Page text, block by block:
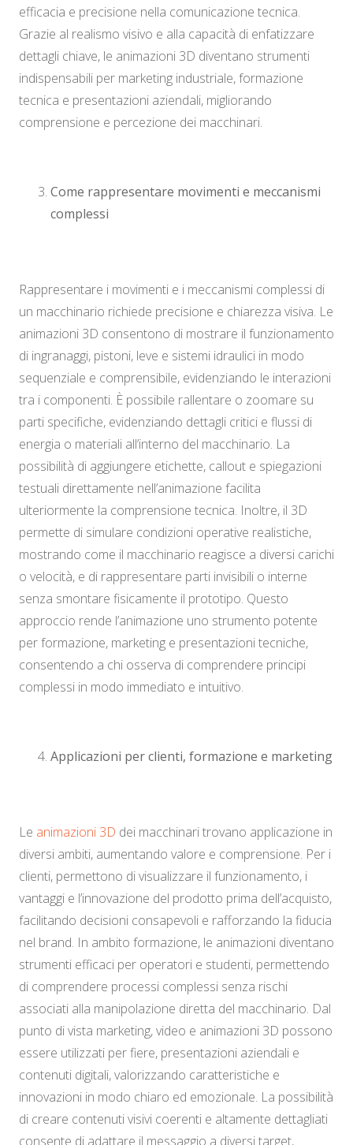
efficacia e precisione nella comunicazione tecnica.
Grazie al realismo visivo e alla capacità di enfatizzare
dettagli chiave, le animazioni 3D diventano strumenti
indispensabili per marketing industriale, formazione
tecnica e presentazioni aziendali, migliorando
comprensione e percezione dei macchinari.
Come rappresentare movimenti e meccanismi
complessi
Rappresentare i movimenti e i meccanismi complessi di
un macchinario richiede precisione e chiarezza visiva. Le
animazioni 3D consentono di mostrare il funzionamento
di ingranaggi, pistoni, leve e sistemi idraulici in modo
sequenziale e comprensibile, evidenziando le interazioni
tra i componenti. È possibile rallentare o zoomare su
parti specifiche, evidenziando dettagli critici e flussi di
energia o materiali all’interno del macchinario. La
possibilità di aggiungere etichette, callout e spiegazioni
testuali direttamente nell’animazione facilita
ulteriormente la comprensione tecnica. Inoltre, il 3D
permette di simulare condizioni operative realistiche,
mostrando come il macchinario reagisce a diversi carichi
o velocità, e di rappresentare parti invisibili o interne
senza smontare fisicamente il prototipo. Questo
approccio rende l’animazione uno strumento potente
per formazione, marketing e presentazioni tecniche,
consentendo a chi osserva di comprendere principi
complessi in modo immediato e intuitivo.
Applicazioni per clienti, formazione e marketing
Le animazioni 3D dei macchinari trovano applicazione in
diversi ambiti, aumentando valore e comprensione. Per i
clienti, permettono di visualizzare il funzionamento, i
vantaggi e l’innovazione del prodotto prima dell’acquisto,
facilitando decisioni consapevoli e rafforzando la fiducia
nel brand. In ambito formazione, le animazioni diventano
strumenti efficaci per operatori e studenti, permettendo
di comprendere processi complessi senza rischi
associati alla manipolazione diretta del macchinario. Dal
punto di vista marketing, video e animazioni 3D possono
essere utilizzati per fiere, presentazioni aziendali e
contenuti digitali, valorizzando caratteristiche e
innovazioni in modo chiaro ed emozionale. La possibilità
di creare contenuti visivi coerenti e altamente dettagliati
consente di adattare il messaggio a diversi target,